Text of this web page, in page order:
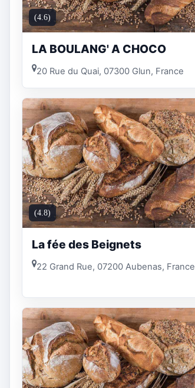
(4.6)
LA BOULANG' A CHOCO
20 Rue du Quai, 07300 Glun, France
(4.8)
La fée des Beignets
22 Grand Rue, 07200 Aubenas, France